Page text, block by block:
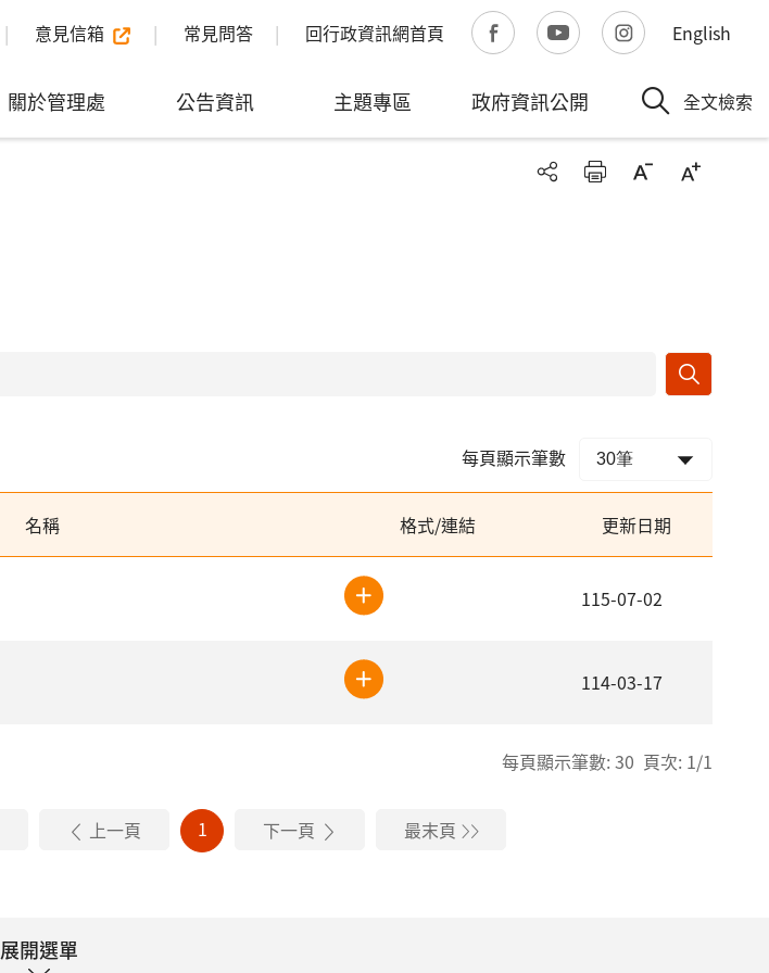
意見信箱 常見問答 回行政資訊網首頁 English
關於管理處 公告資訊 主題專區 政府資訊公開 全文檢索
每頁顯示筆數
名稱 格式/連結 更新日期
115-07-02
114-03-17
每頁顯示筆數: 30 頁次: 1/1
上一頁 1 下一頁 最末頁
展開選單